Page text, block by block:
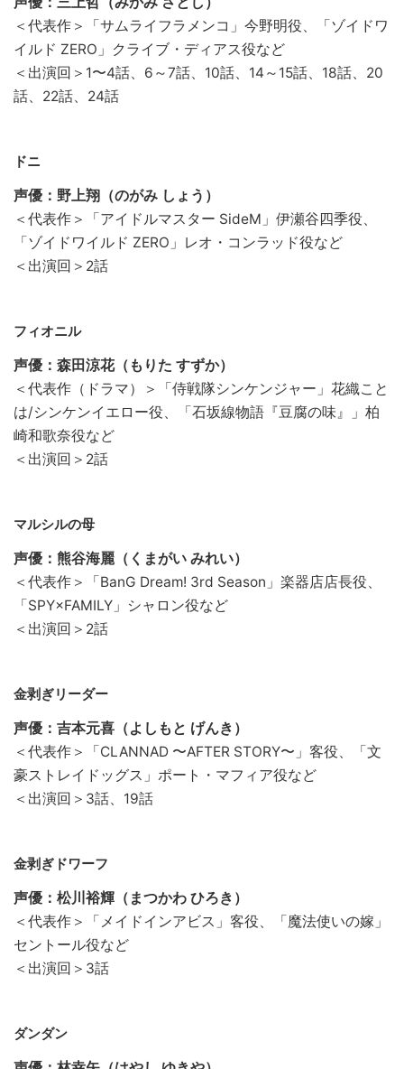
＜代表作＞「サムライフラメンコ」今野明役、「ゾイドワ
イルド ZERO」クライブ・ディアス役など
＜出演回＞1〜4話、6～7話、10話、14～15話、18話、20
話、22話、24話
ドニ
声優：野上翔（のがみ しょう）
＜代表作＞「アイドルマスター SideM」伊瀬谷四季役、
「ゾイドワイルド ZERO」レオ・コンラッド役など
＜出演回＞2話
フィオニル
声優：森田涼花（もりた すずか）
＜代表作（ドラマ）＞「侍戦隊シンケンジャー」花織こと
は/シンケンイエロー役、「石坂線物語『豆腐の味』」柏
崎和歌奈役など
＜出演回＞2話
マルシルの母
声優：熊谷海麗（くまがい みれい）
＜代表作＞「BanG Dream! 3rd Season」楽器店店長役、
「SPY×FAMILY」シャロン役など
＜出演回＞2話
金剥ぎリーダー
声優：吉本元喜（よしもと げんき）
＜代表作＞「CLANNAD 〜AFTER STORY〜」客役、「文
豪ストレイドッグス」ポート・マフィア役など
＜出演回＞3話、19話
金剥ぎドワーフ
声優：松川裕輝（まつかわ ひろき）
＜代表作＞「メイドインアビス」客役、「魔法使いの嫁」
セントール役など
＜出演回＞3話
ダンダン